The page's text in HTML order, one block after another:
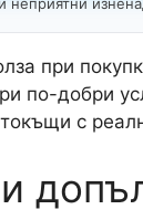
при
по-добри
с